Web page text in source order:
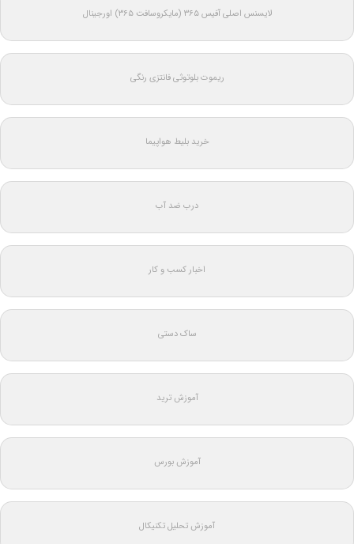
لایسنس اصلی آفیس ۳۶۵ (مایکروسافت ۳۶۵) اورجینال
ریموت بلوتوثی فانتزی رنگی
خرید بلیط هواپیما
درب ضد آب
اخبار کسب و کار
ساک دستی
آموزش ترید
آموزش بورس
آموزش تحلیل تکنیکال